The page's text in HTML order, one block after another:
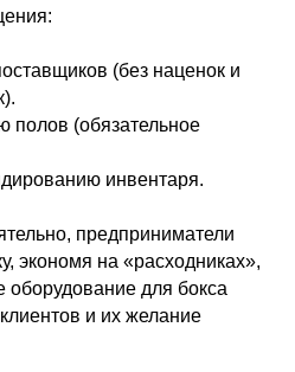
(без наценок и
полов (обязательное
инвентаря.
предприниматели
экономя на «расходниках»,
оборудование для бокса
и их желание